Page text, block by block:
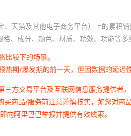
、天猫及其他电子商务平台）上的累积销
、成分、颜色、材质、功效、功能等
比较下的场景。
热期/爆发期的前一天，但因数据的延迟
三方交易平台及互联网信息服务提供者
买商品/服务前注意谨慎核实，如您对
向阿里巴巴举报并提供有效线索。